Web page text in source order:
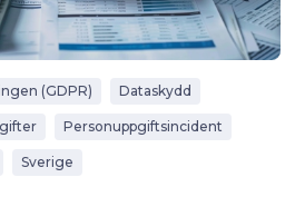
(GDPR) Dataskydd
Personuppgiftsincident
Sverige